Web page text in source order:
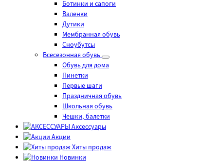
Ботинки и сапоги
Валенки
Дутики
Мембранная обувь
Сноубутсы
Всесезонная обувь
Обувь для дома
Пинетки
Первые шаги
Праздничная обувь
Школьная обувь
Чешки, балетки
Аксессуары
Акции
Хиты продаж
Новинки